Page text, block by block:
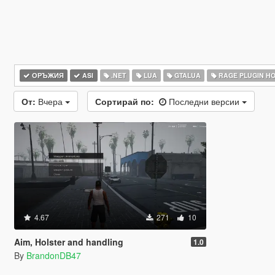
ОРЪЖИЯ ASI .NET LUA GTALUA RAGE PLUGIN
От: Вчера Сортирай по: Последни версии
4.67 271 10
Aim, Holster and handling 1.0
By BrandonDB47